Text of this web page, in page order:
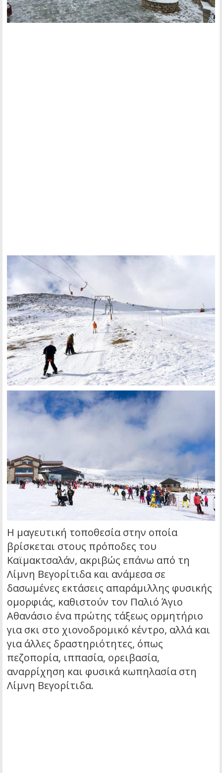
Η μαγευτική τοποθεσία στην οποία
βρίσκεται στους πρόποδες του
Καϊμακτσαλάν, ακριβώς επάνω από τη
Λίμνη Βεγορίτιδα και ανάμεσα σε
δασωμένες εκτάσεις απαράμιλλης φυσικής
ομορφιάς, καθιστούν τον Παλιό Άγιο
Αθανάσιο ένα πρώτης τάξεως ορμητήριο
για σκι στο χιονοδρομικό κέντρο, αλλά και
για άλλες δραστηριότητες, όπως
πεζοπορία, ιππασία, ορειβασία,
αναρρίχηση και φυσικά κωπηλασία στη
Λίμνη Βεγορίτιδα.